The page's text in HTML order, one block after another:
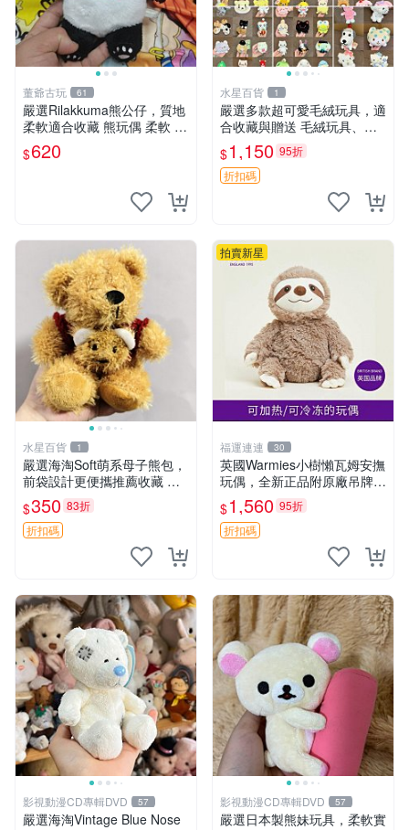
董爺古玩 61
嚴選Rilakkuma熊公仔，質地
柔軟適合收藏 熊玩偶 柔軟 公
仔 收藏
$620
水星百貨 1
嚴選多款超可愛毛絨玩具，適
合收藏與贈送 毛絨玩具、抱
枕、公仔
$1,150 95折
折扣碼
水星百貨 1
嚴選海淘Soft萌系母子熊包，
前袋設計更便攜推薦收藏 母
子熊 軟綿綿 包包
$350 83折
折扣碼
拍賣新星
福運連連 30
英國Warmies小樹懶瓦姆安撫
玩偶，全新正品附原廠吊牌與
防塵袋，內藏薰衣草可加熱，
適合各個年齡層，冷暖兩用享
受抱抱樂趣，不容錯過嚴選好
$1,560 95折
折扣碼
影視動漫CD專輯DVD 57
嚴選海淘Vintage Blue Nose
影視動漫CD專輯DVD 57
嚴選日本製熊妹玩具，柔軟實